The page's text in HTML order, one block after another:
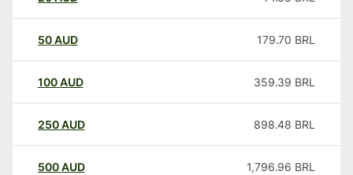
50AUD 179.70 BRL
100AUD 359.39 BRL
250AUD 898.48 BRL
500AUD 1,796.96 BRL